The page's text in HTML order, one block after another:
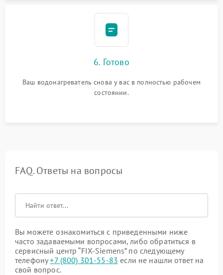
6. Готово
Ваш водонагреватель снова у вас в полностью рабочем
состоянии.
FAQ. Ответы на вопросы
Вы можете ознакомиться с приведенными ниже
часто задаваемыми вопросами, либо обратиться в
сервисный центр “FIX-Siemens” по следующему
телефону+7 (800) 301-55-83 если не нашли ответ на
свой вопрос.